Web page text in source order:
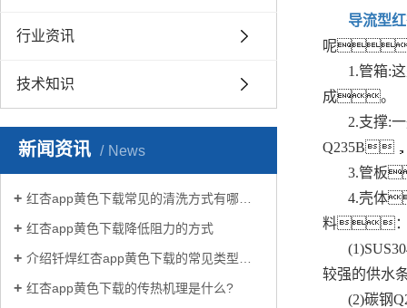
行业资讯
技术知识
新闻资讯 News
红杏app黄色下载常见的清洗方式有哪些？
红杏app黄色下载降低阻力的方式
介绍钎焊红杏app黄色下载的常见类型有哪些
红杏app黄色下载的传热机理是什么?
导流型
呢？
1.管箱:
成。
2.支撑:
Q235B
3.管板
4.壳体
料
较强的供水
(2)碳钢